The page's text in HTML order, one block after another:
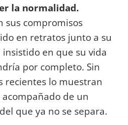
la normalidad.
sus compromisos
en retratos junto a su
en que su vida
por completo. Sin
recientes lo muestran
de un
que ya no se separa.